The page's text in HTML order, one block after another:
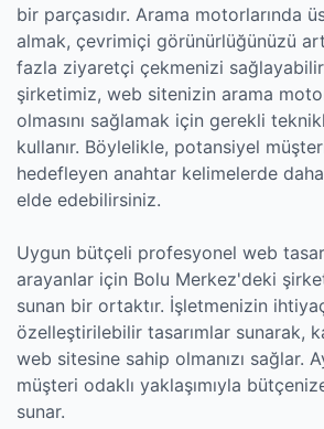
bir parçasıdır. Arama motorlarında
almak, çevrimiçi görünürlüğünüzü
fazla ziyaretçi çekmenizi
şirketimiz, web sitenizin arama
olmasını sağlamak için gerekli
kullanır. Böylelikle, potansiyel
hedefleyen anahtar kelimelerde
elde edebilirsiniz.
Uygun bütçeli profesyonel web
arayanlar için Bolu Merkez'deki
sunan bir ortaktır. İşletmenizin
özelleştirilebilir tasarımlar sunarak,
web sitesine sahip olmanızı sağlar.
müşteri odaklı yaklaşımıyla
sunar.